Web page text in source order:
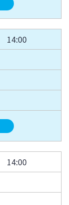
14:00
14:00